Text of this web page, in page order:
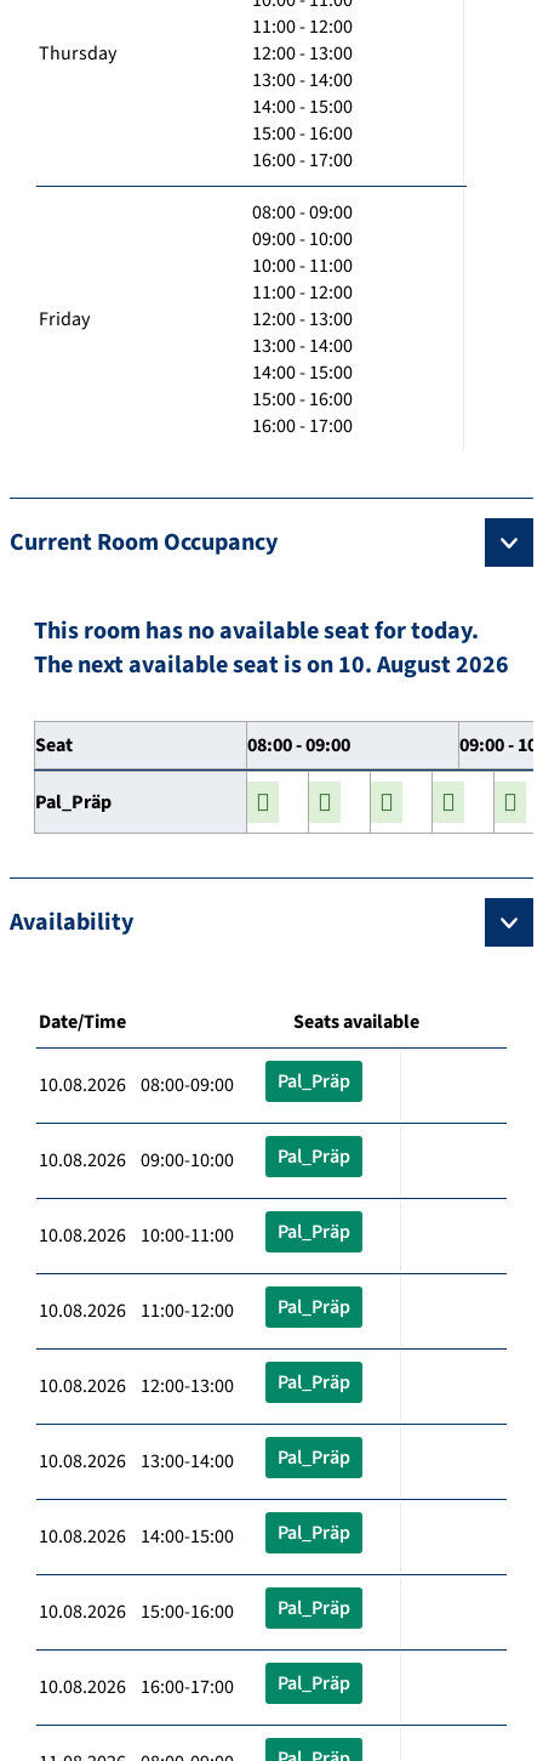
Thursday
11:00 - 12:00
12:00 - 13:00
13:00 - 14:00
14:00 - 15:00
15:00 - 16:00
16:00 - 17:00
Friday
08:00 - 09:00
09:00 - 10:00
10:00 - 11:00
11:00 - 12:00
12:00 - 13:00
13:00 - 14:00
14:00 - 15:00
15:00 - 16:00
16:00 - 17:00
Current Room Occupancy
This room has no available seat for today.
The next available seat is on 10. August 2026
Seat 08:00 - 09:00 09:00 -
Pal_Präp
Availability
Date/Time Seats available
10.08.2026 08:00-09:00 Pal_Präp
10.08.2026 09:00-10:00 Pal_Präp
10.08.2026 10:00-11:00 Pal_Präp
10.08.2026 11:00-12:00 Pal_Präp
10.08.2026 12:00-13:00 Pal_Präp
10.08.2026 13:00-14:00 Pal_Präp
10.08.2026 14:00-15:00 Pal_Präp
10.08.2026 15:00-16:00 Pal_Präp
10.08.2026 16:00-17:00 Pal_Präp